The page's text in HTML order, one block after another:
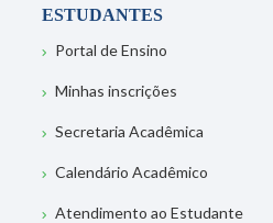
ESTUDANTES
Portal de Ensino
Minhas inscrições
Secretaria Acadêmica
Calendário Acadêmico
Atendimento ao Estudante